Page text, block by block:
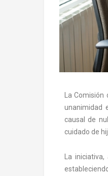
La Comisión
unanimidad
causal de
cuidado de
La